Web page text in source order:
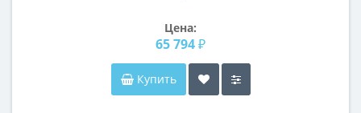
Цена:
65 794 ₽
Купить